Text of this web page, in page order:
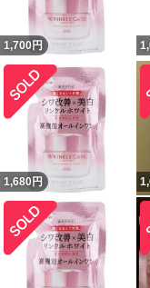
1,700円
1,680円